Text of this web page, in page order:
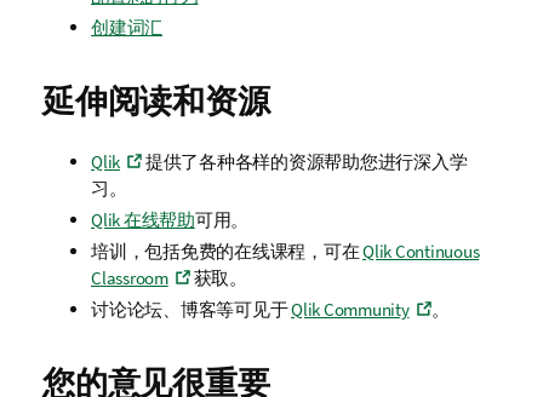
创建词汇
延伸阅读和资源
Qlik
提供了各种各样的资源帮助您进行深入学
习。
Qlik在线帮助可用。
培训，包括免费的在线课程，可在Qlik Continuous
Classroom
获取。
讨论论坛、博客等可见于Qlik Community 。
您的意见很重要